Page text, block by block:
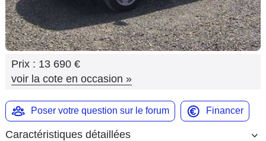
Forum
Moto
Marques
Prix : 13 690 €
voir la cote en occasion »
Poser votre question sur le forum Financer
Caractéristiques détaillées